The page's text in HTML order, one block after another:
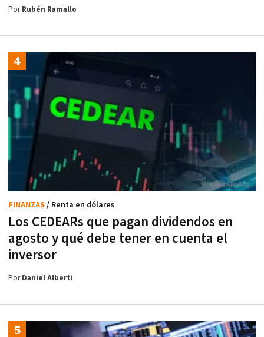
PorRubén Ramallo
Los CEDEARs que pagan dividendos en
agosto y qué debe tener en cuenta el
inversor
FINANZAS / Renta en dólares
PorDaniel Alberti